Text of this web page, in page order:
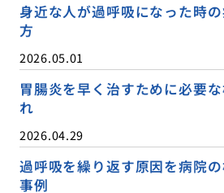
身近な人が過呼吸になった時
方
2026.05.01
胃腸炎を早く治すために必要
れ
2026.04.29
過呼吸を繰り返す原因を病院
事例